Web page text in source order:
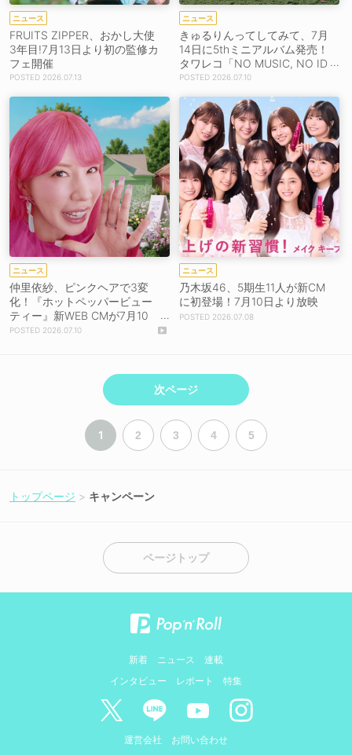
ニュース
FRUITS ZIPPER、おかし大使
3年目!7月13日より初の監修カ
フェ開催
2026.07.13
ニュース
きゅるりんってしてみて、7月
14日に5thミニアルバム発売！
タワレコ「NO MUSIC, NO ID
OL？」に登場
2026.07.10
ニュース
仲里依紗、ピンクヘアで3変
化！『ホットペッパービュー
ティー』新WEB CMが7月10
日より配信開始【コメントあ
2026.07.10
ニュース
乃木坂46、5期生11人が新CM
に初登場！7月10日より放映
2026.07.08
次ページ
1 2 3 4 5
トップページ キャンペーン
ページトップ
新着 ニュース
連載
インタビュー
レポート 特集
運営会社 お問い合わせ